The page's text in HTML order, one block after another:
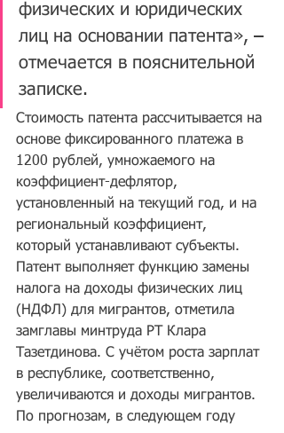
физических и юридических
лиц на основании патента», –
отмечается в пояснительной
записке.
Стоимость патента рассчитывается на
основе фиксированного платежа в
1200 рублей, умножаемого на
коэффициент-дефлятор,
установленный на текущий год, и на
региональный коэффициент,
который устанавливают субъекты.
Патент выполняет функцию замены
налога на доходы физических лиц
(НДФЛ) для мигрантов, отметила
замглавы минтруда РТ Клара
Тазетдинова. С учётом роста зарплат
в республике, соответственно,
увеличиваются и доходы мигрантов.
По прогнозам, в следующем году